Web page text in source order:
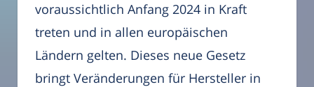
voraussichtlich Anfang 2024 in Kraft
treten und in allen europäischen
Ländern gelten. Dieses neue Gesetz
bringt Veränderungen für Hersteller in